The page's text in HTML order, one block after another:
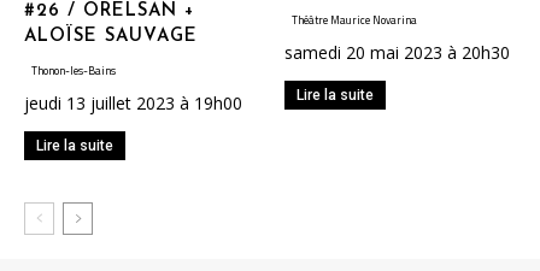
#26 / ORELSAN +
ALOÏSE SAUVAGE
Thonon-les-Bains
jeudi 13 juillet 2023 à 19h00
Lire la suite
Théâtre Maurice Novarina
samedi 20 mai 2023 à 20h30
Lire la suite